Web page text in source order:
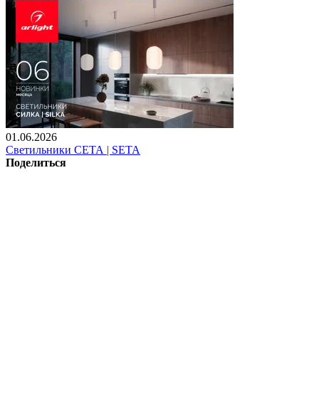
01.06.2026
Светильники СЕТА | SETA
Поделиться